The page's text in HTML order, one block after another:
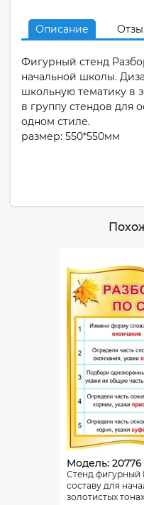
Описание
Фигурный стенд
начальной школы.
школьную тематику в
в группу стендов для
одном стиле.
размер: 550*550мм
Модель: 20776
Стенд фигурный
составу для
золотистых